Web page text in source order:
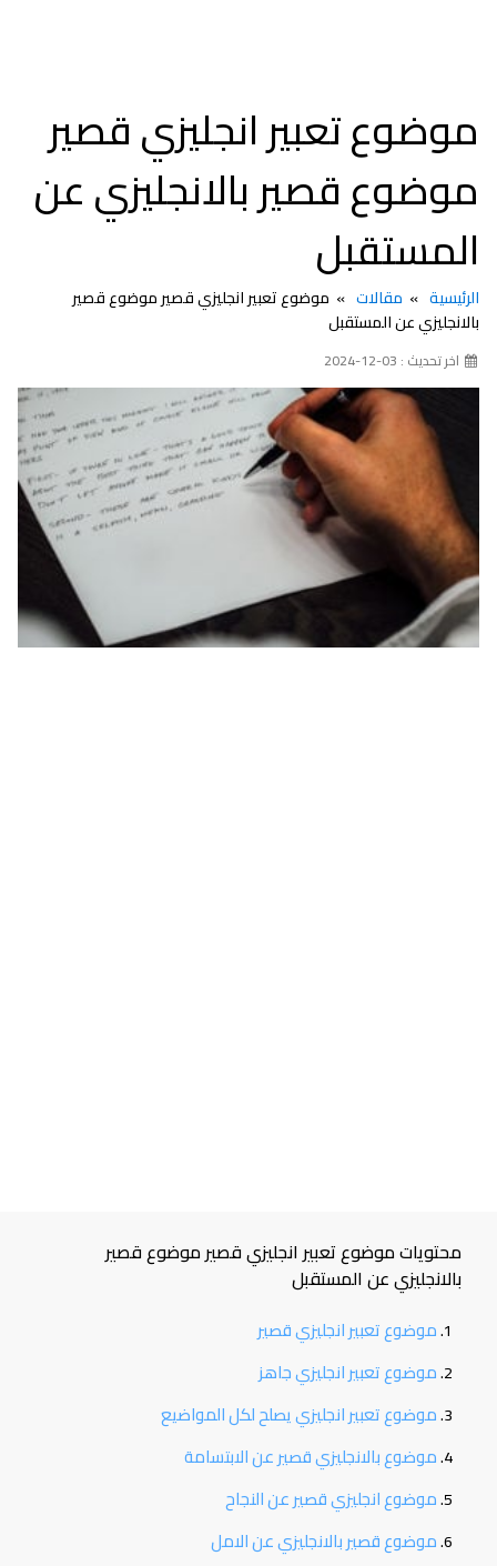
موضوع تعبير انجليزي قصير
موضوع قصير بالانجليزي عن
المستقبل
الرئيسية مقالات
موضوع تعبير انجليزي قصير موضوع قصير
بالانجليزي عن المستقبل
اخر تحديث : 03-12-2024
محتويات موضوع تعبير انجليزي قصير موضوع قصير
بالانجليزي عن المستقبل
موضوع تعبير انجليزي قصير
موضوع تعبير انجليزي جاهز
موضوع تعبير انجليزي يصلح لكل المواضيع
موضوع بالانجليزي قصير عن الابتسامة
موضوع انجليزي قصير عن النجاح
موضوع قصير بالانجليزي عن الامل